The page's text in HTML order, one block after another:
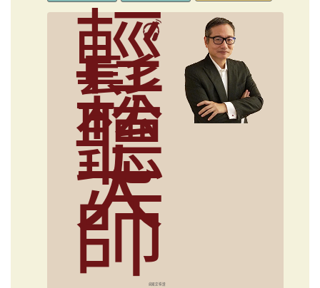
輕
鬆
聽
大
師
俞國定導讀